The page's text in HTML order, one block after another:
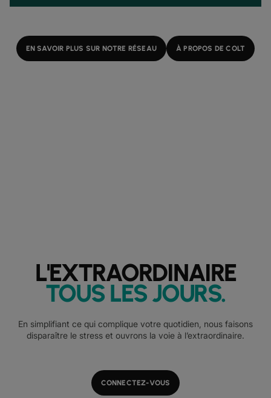
EN SAVOIR PLUS SUR NOTRE RÉSEAU À PROPOS DE COLT
L'EXTRAORDINAIRE
TOUS LES JOURS.
En simplifiant ce qui complique votre quotidien, nous faisons
disparaître le stress et ouvrons la voie à l’extraordinaire.
CONNECTEZ-VOUS